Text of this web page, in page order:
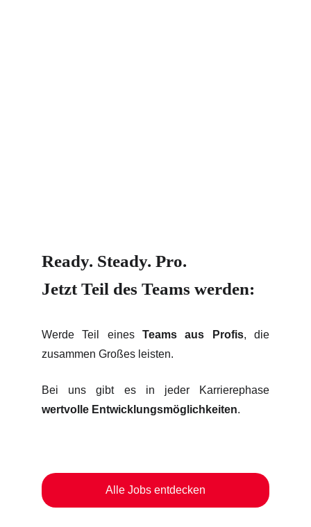
Alle Jobs entdecken
Ready. Steady. Pro.
Jetzt Teil des Teams werden:
Werde Teil eines Teams aus Profis, die
zusammen Großes leisten.
Bei uns gibt es in jeder Karrierephase
wertvolle Entwicklungsmöglichkeiten.